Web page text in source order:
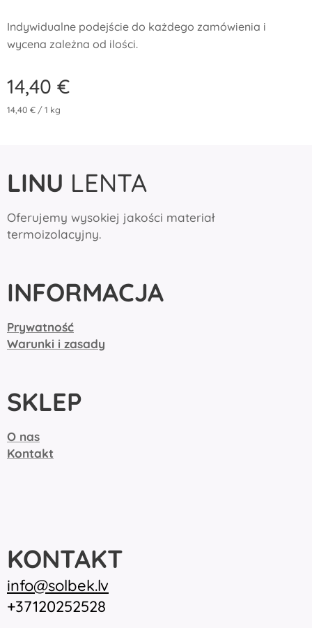
Indywidualne podejście do każdego zamówienia i
wycena zależna od ilości.
14,40 €
14,40 € / 1 kg
LINU LENTA
Oferujemy wysokiej jakości materiał
termoizolacyjny.
INFORMACJA
Prywatność
Warunki i zasady
SKLEP
O nas
Kontakt
KONTAKT
info@solbek.lv
+37120252528